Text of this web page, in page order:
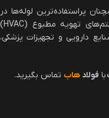
پراستفاده‌ترین لوله‌ها در
صنایع مختلف، جایگاه ویژه‌ای دارد. از سیستم‌های تهویه مطبوع (HVAC)
دارویی و تجهیزات پزشکی،
با فولاد هاب تماس بگیرید.